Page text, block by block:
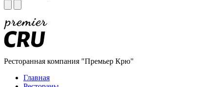
Ресторанная компания "Премьер Крю"
Главная